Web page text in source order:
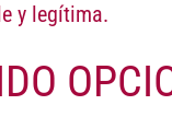
y legítima.